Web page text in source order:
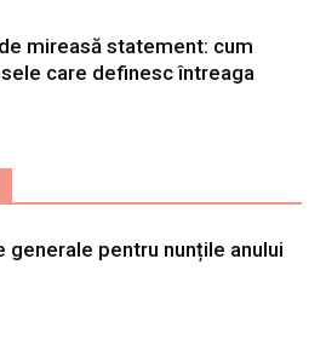
mireasă statement: cum
care definesc întreaga
generale pentru nunțile anului